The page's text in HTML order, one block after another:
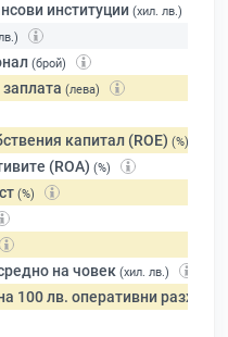
институции (хил. лв.)
(брой)
(лева)
капитал (ROE) (%)
(ROA) (%)
(%)
на човек (хил. лв.)
100 лв. оперативни разходи